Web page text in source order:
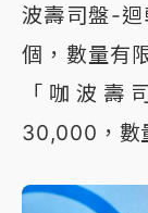
波壽司盤-
個，數量有
「咖波壽
30,000，數